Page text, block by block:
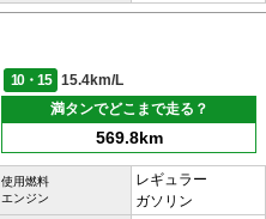
10・15
15.4km/L
満タンでどこまで走る？
569.8km
使用燃料
エンジン
レギュラー
ガソリン